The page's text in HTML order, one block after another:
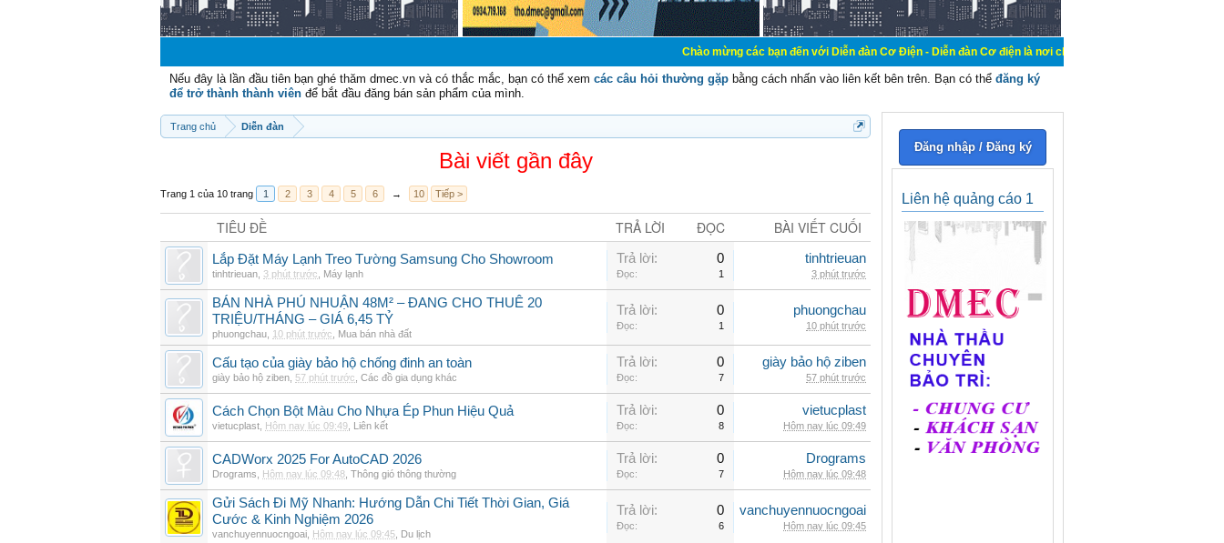
Chào mừng các bạn đến với Diễn đàn Cơ Điện - Diễn đàn Cơ điện là nơi chia sẽ kiến thức kinh nghiệm trong lãnh
Nếu đây là lần đầu tiên bạn ghé thăm dmec.vn và có thắc mắc, bạn có thể xem các câu hỏi thường gặp bằng cách nhấn vào liên kết bên trên. Bạn có thể đăng ký
để trở thành thành viên để bắt đầu đăng bán sản phẩm của mình.
Trang chủ Diễn đàn
Bài viết gần đây
Trang 1 của 10 trang 1 2 3 4 5 6 → 10 Tiếp >
TIÊU ĐỀ TRẢ LỜI ĐỌC BÀI VIẾT CUỐI
Lắp Đặt Máy Lạnh Treo Tường Samsung Cho Showroom
tinhtrieuan 3 phút trước Máy lạnh
Trả lời: 0
Đọc: 1
tinhtrieuan
3 phút trước
BÁN NHÀ PHÚ NHUẬN 48M² – ĐANG CHO THUÊ 20
TRIỆU/THÁNG – GIÁ 6,45 TỶ
phuongchau 10 phút trước Mua bán nhà đất
Trả lời: 0
Đọc: 1
phuongchau
10 phút trước
Cấu tạo của giày bảo hộ chống đinh an toàn
giày bảo hộ ziben 57 phút trước Các đồ gia dụng khác
Trả lời: 0
Đọc: 7
giày bảo hộ ziben
57 phút trước
Cách Chọn Bột Màu Cho Nhựa Ép Phun Hiệu Quả
vietucplast Hôm nay lúc 09:49 Liên kết
Trả lời: 0
Đọc: 8
vietucplast
Hôm nay lúc 09:49
CADWorx 2025 For AutoCAD 2026
Drograms Hôm nay lúc 09:48 Thông gió thông thường
Trả lời: 0
Đọc: 7
Drograms
Hôm nay lúc 09:48
Gửi Sách Đi Mỹ Nhanh: Hướng Dẫn Chi Tiết Thời Gian, Giá
Cước & Kinh Nghiệm 2026
vanchuyennuocngoai Hôm nay lúc 09:45 Du lịch
Trả lời: 0
Đọc: 6
vanchuyennuocngoai
Hôm nay lúc 09:45
Đăng nhập / Đăng ký
Liên hệ quảng cáo 1